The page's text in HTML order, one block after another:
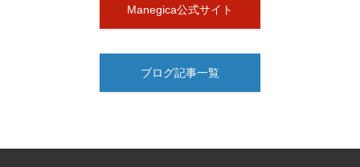
Manegica公式サイト
ブログ記事一覧